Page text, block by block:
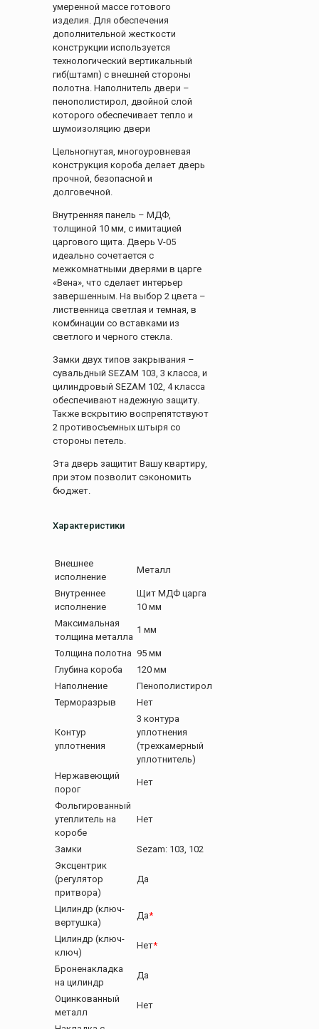
умеренной массе готового
изделия. Для обеспечения
дополнительной жесткости
конструкции используется
технологический вертикальный
гиб(штамп) с внешней стороны
полотна. Наполнитель двери –
пенополистирол, двойной слой
которого обеспечивает тепло и
шумоизоляцию двери
Цельногнутая, многоуровневая
конструкция короба делает дверь
прочной, безопасной и
долговечной.
Внутренняя панель – МДФ,
толщиной 10 мм, с имитацией
царгового щита. Дверь V-05
идеально сочетается с
межкомнатными дверями в царге
«Вена», что сделает интерьер
завершенным. На выбор 2 цвета –
лиственница светлая и темная, в
комбинации со вставками из
светлого и черного стекла.
Замки двух типов закрывания –
сувальдный SEZAM 103, 3 класса, и
цилиндровый SEZAM 102, 4 класса
обеспечивают надежную защиту.
Также вскрытию воспрепятствуют
2 противосъемных штыря со
стороны петель.
Эта дверь защитит Вашу квартиру,
при этом позволит сэкономить
бюджет.
Характеристики
Внешнее
исполнение
Металл
Внутреннее
исполнение
Щит МДФ царга
10 мм
Максимальная
толщина металла
1 мм
Толщина полотна 95 мм
Глубина короба
120 мм
Наполнение
Пенополистирол
Терморазрыв
Нет
Контур
уплотнения
3 контура
уплотнения
(трехкамерный
уплотнитель)
Нержавеющий
порог
Нет
Фольгированный
утеплитель на
коробе
Нет
Замки
Sezam: 103, 102
Эксцентрик
(регулятор
притвора)
Да
Цилиндр (ключ-
вертушка)
Да*
Цилиндр (ключ-
ключ)
Нет*
Броненакладка
на цилиндр
Да
Оцинкованный
металл
Нет